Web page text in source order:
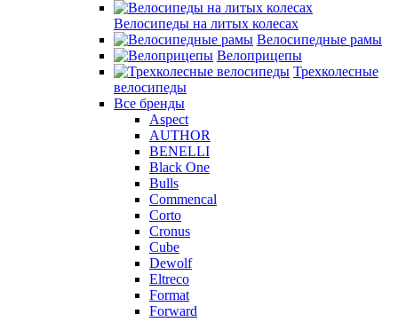
Велосипеды на литых колесах
Велосипедные рамы
Велоприцепы
Трехколесные
велосипеды
Все бренды
Aspect
AUTHOR
BENELLI
Black One
Bulls
Commencal
Corto
Cronus
Cube
Dewolf
Eltreco
Format
Forward